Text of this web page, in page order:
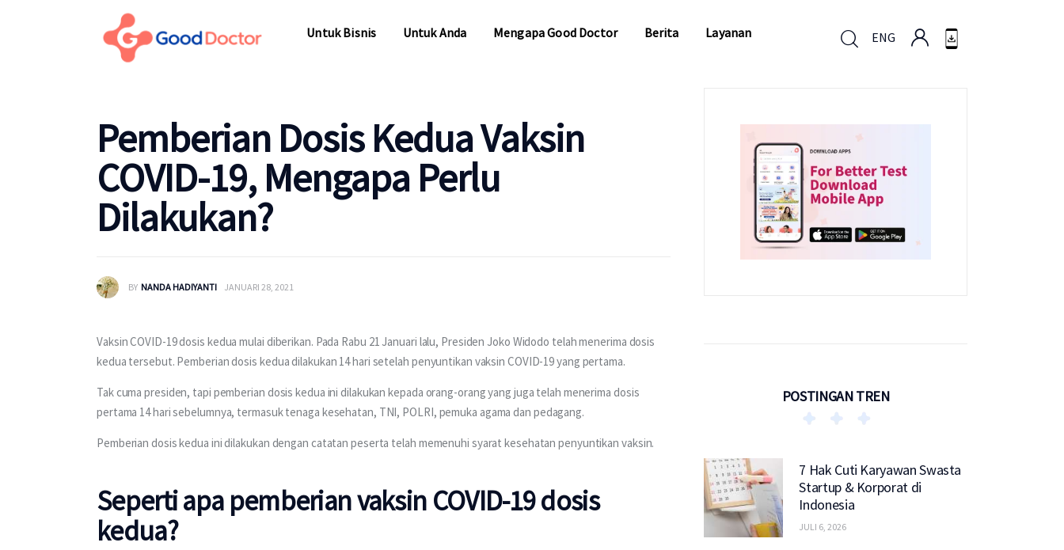
Untuk Bisnis Untuk Anda Mengapa Good Doctor Berita Layanan ENG
Pemberian Dosis Kedua Vaksin
COVID-19, Mengapa Perlu
Dilakukan?
BY NANDA HADIYANTI JANUARI 28, 2021
Vaksin COVID-19 dosis kedua mulai diberikan. Pada Rabu 21 Januari lalu, Presiden Joko Widodo telah menerima dosis
kedua tersebut. Pemberian dosis kedua dilakukan 14 hari setelah penyuntikan vaksin COVID-19 yang pertama.
Tak cuma presiden, tapi pemberian dosis kedua ini dilakukan kepada orang-orang yang juga telah menerima dosis
pertama 14 hari sebelumnya, termasuk tenaga kesehatan, TNI, POLRI, pemuka agama dan pedagang.
Pemberian dosis kedua ini dilakukan dengan catatan peserta telah memenuhi syarat kesehatan penyuntikan vaksin.
Seperti apa pemberian vaksin COVID-19 dosis
kedua?
POSTINGAN TREN
7 Hak Cuti Karyawan Swasta
Startup & Korporat di
Indonesia
JULI 6, 2026